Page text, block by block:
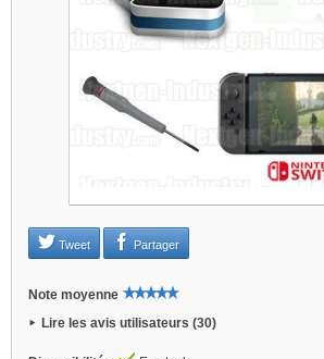
Je refuse
Tweet Partager
Note moyenne
Lire les avis utilisateurs (30)